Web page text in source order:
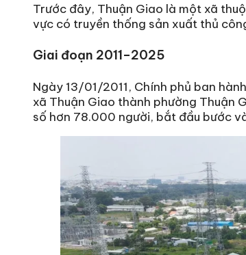
Trước đây, Thuận Giao là một xã
vực có truyền thống sản xuất thủ
Giai đoạn 2011–2025
Ngày 13/01/2011, Chính phủ ban
xã Thuận Giao thành phường Thuận
số hơn 78.000 người, bắt đầu bước